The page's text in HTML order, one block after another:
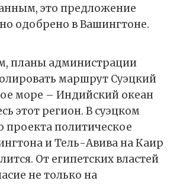
это предложение
одобрено в Вашингтоне.
планы администрации
маршрут Суэцкий
море – Индийский океан
этот регион. В суэцком
проекта политическое
и Тель-Авива на Каир
От египетских властей
не только на